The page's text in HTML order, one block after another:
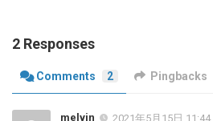
2 Responses
Comments 2 Pingbacks
melvin 2021年5月15日 11:44